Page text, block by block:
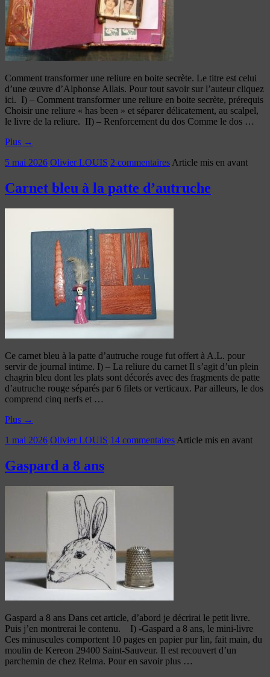
Comment transformer une reliure en boite secrète. Le titre est celui
d’une œuvre d’Alphonse Allais. Pour tout savoir sur l’auteur cliquez
ici. I) – Comment transformer une reliure en boite secrète, prérequis
Choisir une reliure « has been » et séparer délicatement, au scalpel,
le livre de la reliure. II) – Renforcement du dos Comme le dos …
Plus →
5 mai 2026 Olivier LOUIS 2 commentaires Article mis en avant
Carnet bleu à la patte d’autruche
Ce carnet bleu à la patte d’autruche rouge fut offert à A.L. pour
servir de journal intime. I) – La reliure du carnet Il s’agit d’un plein
chagrin bleu dont les plats sont décorés avec des fragments de patte
d’autruche rouge séparés par 6 filets or verticaux. Par ailleurs, le dos
comprend cinq nerfs et …
Plus →
1 mai 2026 Olivier LOUIS 14 commentaires Article mis en avant
Gaspard a 8 ans
Gaspard a 8 ans Dans cet article, d’abord je décrirai le petit livre.
Puis j’en montrerai le contenu. I) -Gaspard a 8 ans, le mini-livre
Ces minuscules comportent 10 pages en papier pur lin, fait main, du
moulin de Kereon 29400 Saint-Sauveur. Il est recouvert d’un
parchemin de chez Relma. Pour en savoir plus …